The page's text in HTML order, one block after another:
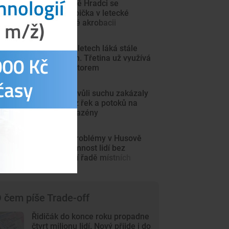
V Jindřichově Hradci se
předvedla špička v letecké
bezmotorové akrobacii
Řidičák v 17 letech láká stále
více mladých. Třetina už využívá
režim s mentorem
Strakonice kvůli suchu zakázaly
odběr vody z řek a potoků na
zahrady či bazény
Tábor řeší problémy v Husově
parku. Přítomnost lidí bez
domova vadí řadě místních
čem píše Trade-off
Řidičák do konce roku propadne
čtvrt milionu lidí. Nový přijde i do